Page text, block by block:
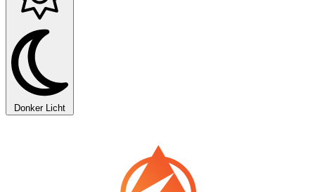
Donker Licht